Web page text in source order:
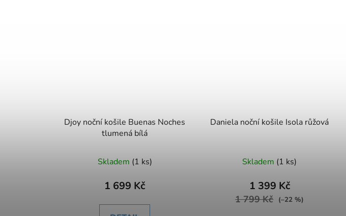
Djoy noční košile Buenas Noches
tlumená bílá
Skladem (1 ks)
1 699 Kč
Daniela noční košile Isola růžová
Skladem (1 ks)
1 399 Kč
1 799 Kč (–22 %)